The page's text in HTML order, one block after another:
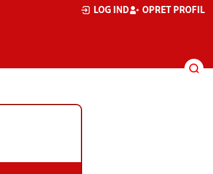
LOG IND OPRET PROFIL